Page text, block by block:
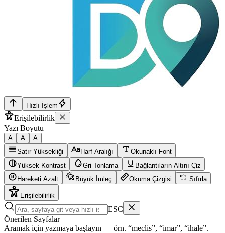
Hızlı İşlem
Erişilebilirlik
Yazı Boyutu
A A
A
Satır Yüksekliği
Harf Aralığı
Okunaklı Font
Yüksek Kontrast
Gri Tonlama
Bağlantıların Altını Çiz
Hareketi Azalt
Büyük İmleç Okuma Çizgisi Sıfırla
Erişilebilirlik
ESC
Önerilen Sayfalar
Aramak için yazmaya başlayın — örn. “meclis”, “imar”, “ihale”.